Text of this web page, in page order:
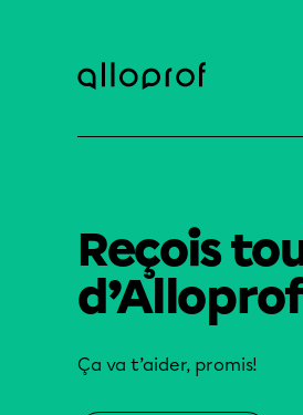
Reçois
Ça va t’aider, promis!